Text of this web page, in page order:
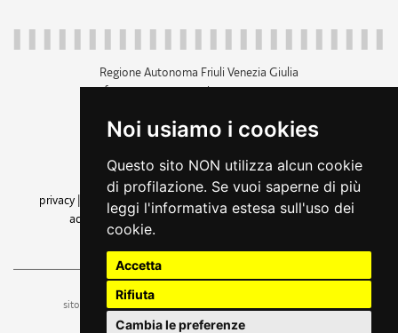
Noi usiamo i cookies
Questo sito NON utilizza alcun cookie
di profilazione. Se vuoi saperne di più
leggi l'informativa estesa sull'uso dei
cookie.
Accetta
Rifiuta
Cambia le preferenze
Regione Autonoma Friuli Venezia Giulia
c.f. 80014930327; p.iva 00526040324
+39 040 3771111
amministrazione trasparente
privacy
cookie |note legali accessibilità
dichiarazione di
accessibilità| feedback
cambio preferenze cookie
sito a cura dell'ufficio stampa e comunicazione